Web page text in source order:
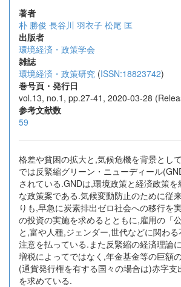
著者
朴 勝俊 長谷川 羽衣子 松尾 匡
出版者
環境経済・政策学会
雑誌
環境経済・政策研究 (ISSN:18823742)
巻号頁・発行日
vol.13, no.1, pp.27-41, 2020-03-28
参考文献数
59
格差や貧困の拡大と,気候危機を背景とし
では反緊縮グリーン・ニューディール
されている.GNDは,環境政策と経済政策
な政策案である.気候変動防止のために従
りも,早急に炭素排出ゼロ社会への移行を
の投資の実施を求めるとともに,雇用の「
と,富や人種,ジェンダー,世代などに関わ
注意を払っている.また反緊縮の経済理論
増税によってではなく,年金基金等の巨額
(通貨発行権を有する国々の場合は)赤字支
を求めている.